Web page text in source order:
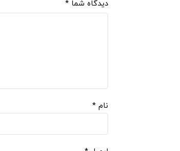
دیدگاه شما *
نام *